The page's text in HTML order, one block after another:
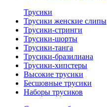
Трусики
Трусики женские слипы
Трусики-стринги
Трусики-шорты
Трусики-танга
Трусики-бразилиана
Трусики-хипстеры
Высокие трусики
Бесшовные трусики
Наборы трусиков